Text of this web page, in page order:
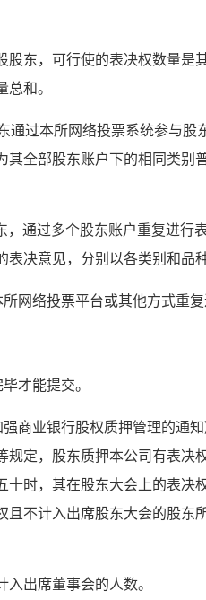
股东，可行使的表决权数量是
和。
通过本所网络投票系统参与股
其全部股东账户下的相同类别
，通过多个股东账户重复进行
表决意见，分别以各类别和品
网络投票平台或其他方式重
才能提交。
商业银行股权质押管理的通
规定，股东质押本公司有表决
十时，其在股东大会上的表决
且不计入出席股东大会的股东
出席董事会的人数。